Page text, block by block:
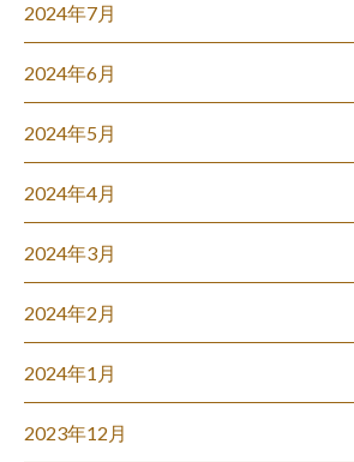
2024年7月
2024年6月
2024年5月
2024年4月
2024年3月
2024年2月
2024年1月
2023年12月